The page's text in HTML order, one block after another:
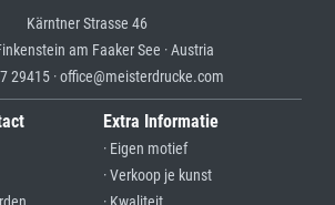
Kärntner Strasse 46
am Faaker See · Austria
29415 · office@meisterdrucke.com
Extra Informatie
· Eigen motief
· Verkoop je kunst